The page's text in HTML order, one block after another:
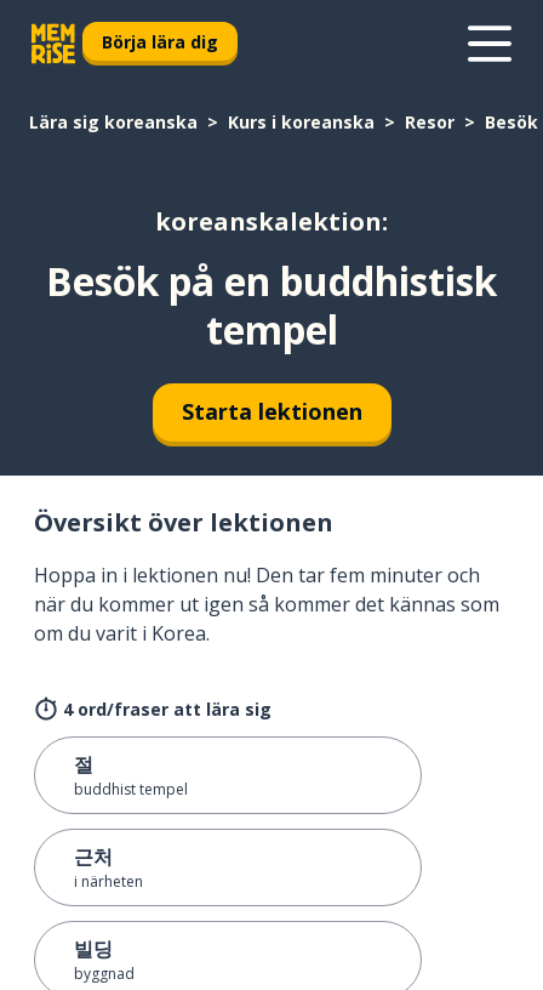
Börja lära dig
Lära sig koreanska Kurs i koreanska Resor
koreanskalektion:
Besök på en buddhistisk
tempel
Starta lektionen
Översikt över lektionen
Hoppa in i lektionen nu! Den tar fem minuter och
när du kommer ut igen så kommer det kännas som
om du varit i Korea.
4 ord/fraser att lära sig
절
buddhist tempel
근처
i närheten
빌딩
byggnad